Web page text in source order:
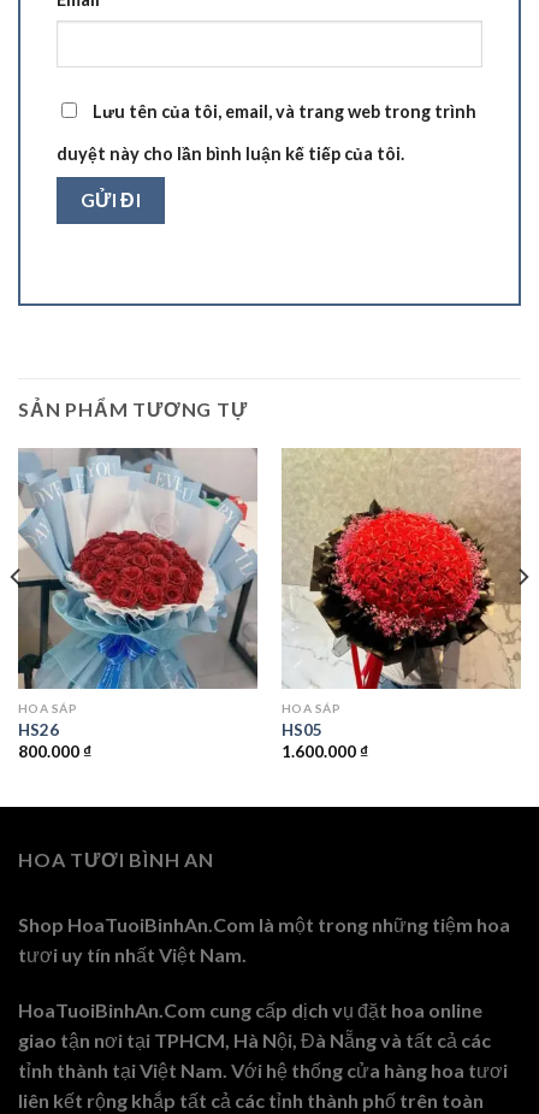
Lưu tên của tôi, email, và trang web trong trình
duyệt này cho lần bình luận kế tiếp của tôi.
SẢN PHẨM TƯƠNG TỰ
HOA SÁP
HS26
800.000₫
HOA SÁP
HS05
1.600.000₫
HOA TƯƠI BÌNH AN
Shop HoaTuoiBinhAn.Com là một trong những tiệm hoa
tươi uy tín nhất Việt Nam.
HoaTuoiBinhAn.Com cung cấp dịch vụ đặt hoa online
giao tận nơi tại TPHCM, Hà Nội, Đà Nẵng và tất cả các
tỉnh thành tại Việt Nam. Với hệ thống cửa hàng hoa tươi
liên kết rộng khắp tất cả các tỉnh thành phố trên toàn